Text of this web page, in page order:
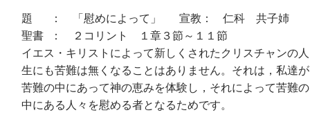
題 ： 「慰めによって」 宣教： 仁科 共子姉
聖書 ： ２コリント １章３節～１１節
イエス・キリストによって新しくされたクリスチャンの人
生にも苦難は無くなることはありません。それは，私達が
苦難の中にあって神の恵みを体験し，それによって苦難の
中にある人々を慰める者となるためです。